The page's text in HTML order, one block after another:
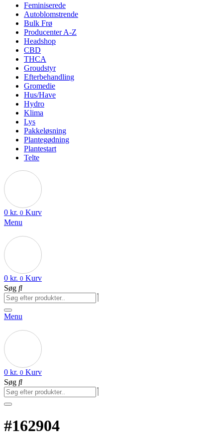
Feminiserede
Autoblomstrende
Bulk Frø
Producenter A-Z
Headshop
CBD
THCA
Groudstyr
Efterbehandling
Gromedie
Hus/Have
Hydro
Klima
Lys
Pakkeløsning
Plantegødning
Plantestart
Telte
0 kr. 0 Kurv
Menu
0 kr. 0 Kurv
Søg
Menu
0 kr. 0 Kurv
Søg
#162904